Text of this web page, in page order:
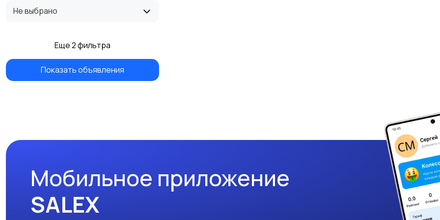
Не выбрано
Еще 2 фильтра
Показать объявления
Мобильное приложение
SALEX